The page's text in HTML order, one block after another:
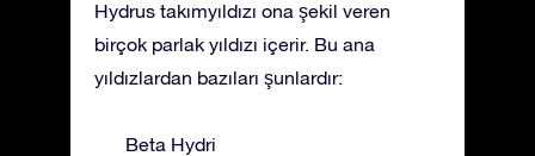
Hydrus takımyıldızı ona şekil veren
birçok parlak yıldızı içerir. Bu ana
yıldızlardan bazıları şunlardır:
Beta Hydri